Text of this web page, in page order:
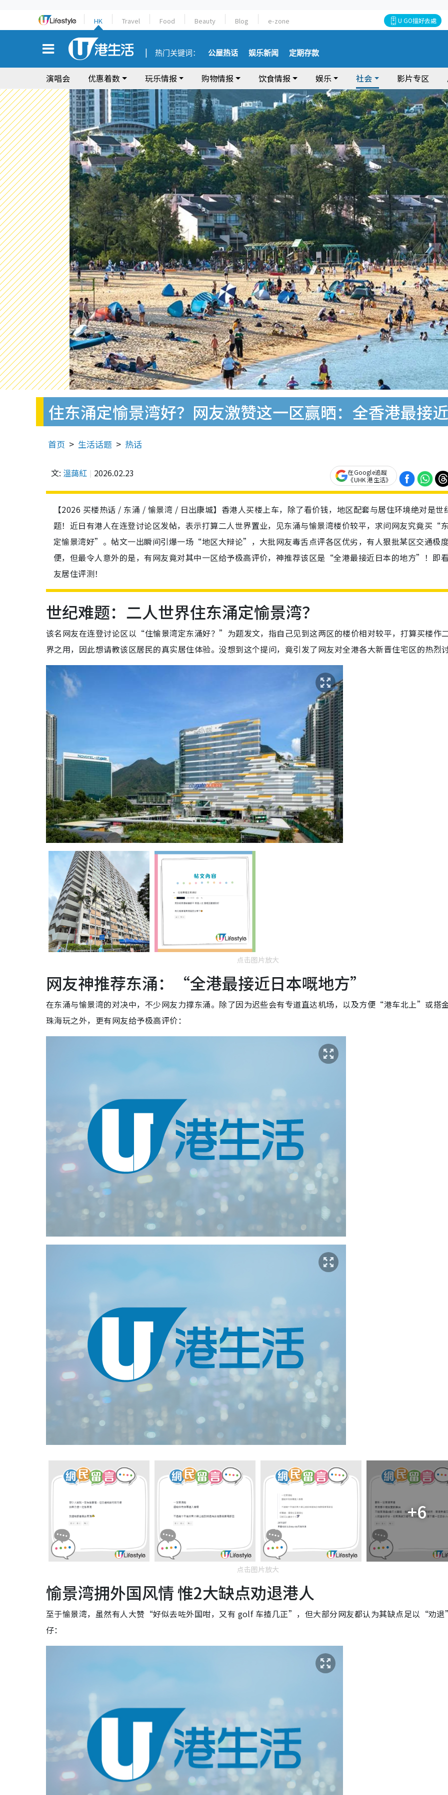
HK Travel Food Beauty Blog e-zone U GO搵好去處
热门关键词： 公屋热话 娱乐新闻 定期存款
演唱会 优惠着数 玩乐情报 购物情报 饮食情报 娱乐 社会 影片专区
住东涌定愉景湾好？网友激赞这一区赢晒：全香港最接
首页 生活话题 热话
文: 溫藹紅 2026.02.23
在Google追蹤
《UHK 港生活》
【2026 买楼热话 / 东涌 / 愉景湾 / 日出康城】香港人买楼上车，除了看价钱，地区配套与居住环境绝对是世
题！近日有港人在连登讨论区发帖，表示打算二人世界置业，见东涌与愉景湾楼价较平，求问网友究竟买“
定愉景湾好”。帖文一出瞬间引爆一场“地区大辩论”，大批网友毒舌点评各区优劣，有人狠批某区交通极
便，但最令人意外的是，有网友竟对其中一区给予极高评价，神推荐该区是“全港最接近日本的地方”！即
友居住评测！
世纪难题：二人世界住东涌定愉景湾？
该名网友在连登讨论区以“住愉景湾定东涌好？”为题发文，指自己见到这两区的楼价相对较平，打算买楼作
界之用，因此想请教该区居民的真实居住体验。没想到这个提问，竟引发了网友对全港各大新晋住宅区的热烈
点击图片放大
网友神推荐东涌：“全港最接近日本嘅地方”
在东涌与愉景湾的对决中，不少网友力撑东涌。除了因为迟些会有专道直达机场，以及方便“港车北上”或搭
珠海玩之外，更有网友给予极高评价：
+6
点击图片放大
愉景湾拥外国风情 惟2大缺点劝退港人
至于愉景湾，虽然有人大赞“好似去咗外国咁，又有 golf 车揸几正”，但大部分网友都认为其缺点足以“劝
仔：